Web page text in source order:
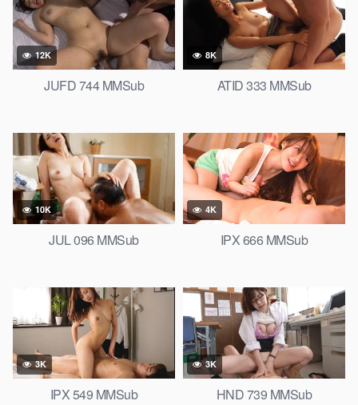
12K
JUFD 744 MMSub
8K
ATID 333 MMSub
10K
JUL 096 MMSub
4K
IPX 666 MMSub
3K
IPX 549 MMSub
3K
HND 739 MMSub